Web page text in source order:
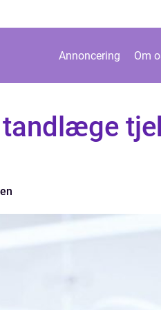
Annoncering Om